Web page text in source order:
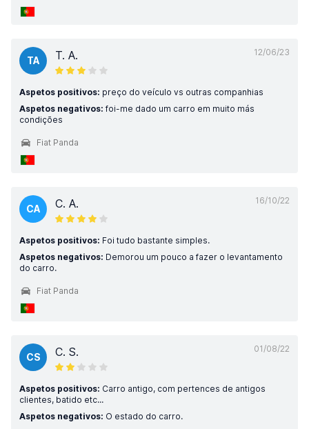
12/06/23
TA T. A.
Aspetos positivos: preço do veículo vs outras companhias
Aspetos negativos: foi-me dado um carro em muito más
condições
Fiat Panda
16/10/22
CA C. A.
Aspetos positivos: Foi tudo bastante simples.
Aspetos negativos: Demorou um pouco a fazer o levantamento
do carro.
Fiat Panda
01/08/22
CS C. S.
Aspetos positivos: Carro antigo, com pertences de antigos
clientes, batido etc...
Aspetos negativos: O estado do carro.